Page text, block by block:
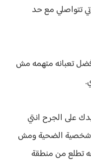
تتواصلي مع حد
تعبانه متهمه مش
على الجرح انتي
شخصية الضحية ومش
تطلع من منطقة